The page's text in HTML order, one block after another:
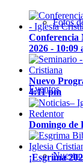
Fotos
Eventos
Conferencia
2026 - 10:09
Nuevo
4:11 pm
Domingo de
¡Esgrima